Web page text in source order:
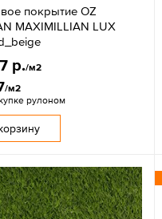
покрытие OZ
MAXIMILLIAN LUX
р./м2
/м2
рулоном